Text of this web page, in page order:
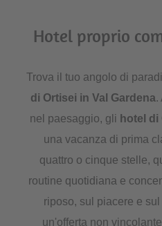
Hotel proprio
Trova il tuo angolo di
di Ortisei in Val Gardena.
nel paesaggio, gli hotel di
una vacanza di prima
quattro o cinque stelle,
routine quotidiana e
riposo, sul piacere e
un'offerta non